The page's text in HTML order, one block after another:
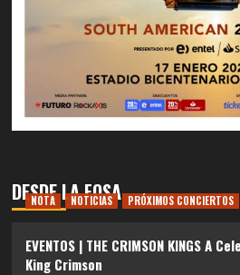
DESDE LA FOSA
NOTA NOTICIAS PRÓXIMOS CONCIERTOS
EVENTOS | THE CRIMSON KINGS A
King Crimson